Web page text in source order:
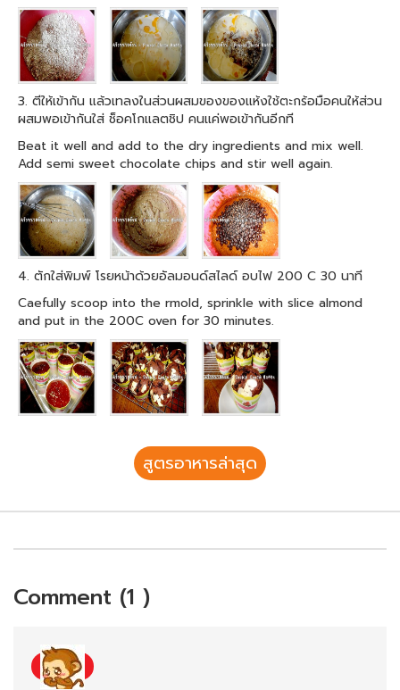
3. ตีให้เข้ากัน แล้วเทลงในส่วนผสมของของแห้งใช้ตะกร้อมือคนให้ส่วน
ผสมพอเข้ากันใส่ ช็อคโกแลตชิป คนแค่พอเข้ากันอีกที
Beat it well and add to the dry ingredients and mix well.
Add semi sweet chocolate chips and stir well again.
4. ตักใส่พิมพ์ โรยหน้าด้วยอัลมอนด์สไลด์ อบไฟ 200 C 30 นาที
Caefully scoop into the rmold, sprinkle with slice almond
and put in the 200C oven for 30 minutes.
สูตรอาหารล่าสุด
Comment (1 )